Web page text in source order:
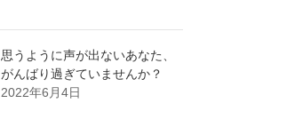
思うように声が出ないあなた、
がんばり過ぎていませんか？
2022年6月4日